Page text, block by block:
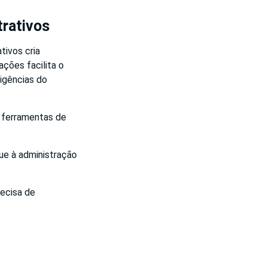
cria
facilita o
do
de
à administração
de